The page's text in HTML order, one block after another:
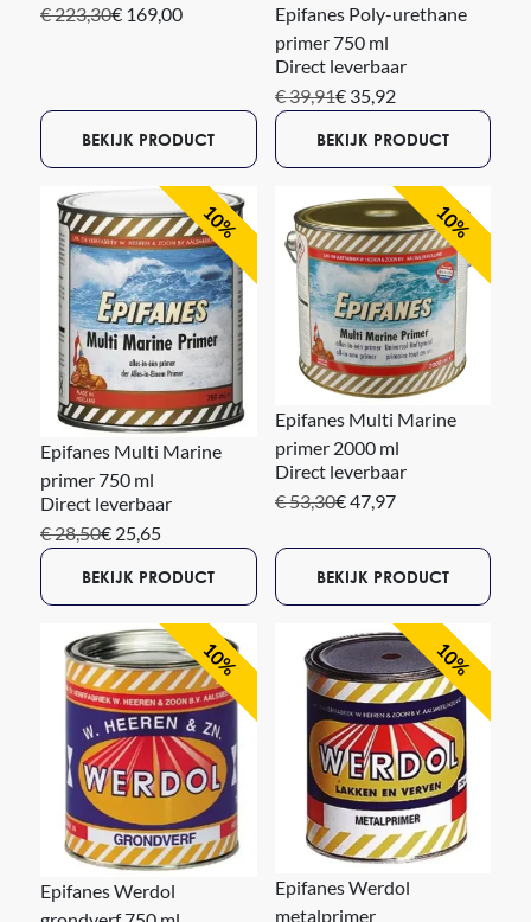
€ 223,30€ 169,00
BEKIJK PRODUCT
Epifanes Poly-urethane
primer 750 ml
Direct leverbaar
€ 39,91€ 35,92
BEKIJK PRODUCT
10%
Epifanes Multi Marine
primer 750 ml
Direct leverbaar
€ 28,50€ 25,65
BEKIJK PRODUCT
10%
Epifanes Multi Marine
primer 2000 ml
Direct leverbaar
€ 53,30€ 47,97
BEKIJK PRODUCT
10%
Epifanes Werdol
10%
Epifanes Werdol
metalprimer